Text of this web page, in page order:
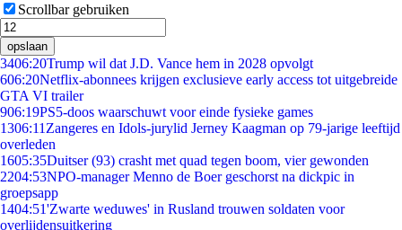
Scrollbar gebruiken
opslaan
3406:20Trump wil dat J.D. Vance hem in 2028 opvolgt
606:20Netflix-abonnees krijgen exclusieve early access tot uitgebreide
GTA VI trailer
906:19PS5-doos waarschuwt voor einde fysieke games
1306:11 Zangeres en Idols-jurylid Jerney Kaagman op 79-jarige leeftijd
overleden
1605:35Duitser (93) crasht met quad tegen boom, vier gewonden
2204:53NPO-manager Menno de Boer geschorst na dickpic in
groepsapp
1404:51'Zwarte weduwes' in Rusland trouwen soldaten voor
overlijdensuitkering